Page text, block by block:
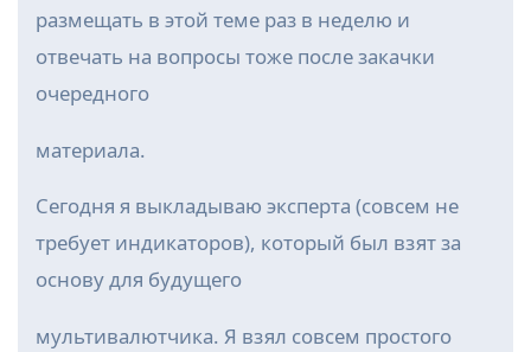
размещать в этой теме раз в неделю и
отвечать на вопросы тоже после закачки
очередного
материала.
Сегодня я выкладываю эксперта (совсем не
требует индикаторов), который был взят за
основу для будущего
мультивалютчика. Я взял совсем простого